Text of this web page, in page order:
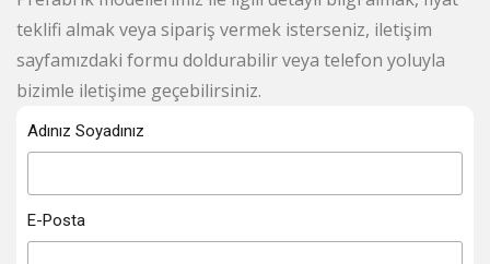
teklifi almak veya sipariş vermek isterseniz, iletişim
sayfamızdaki formu doldurabilir veya telefon yoluyla
bizimle iletişime geçebilirsiniz.
Adınız Soyadınız
E-Posta